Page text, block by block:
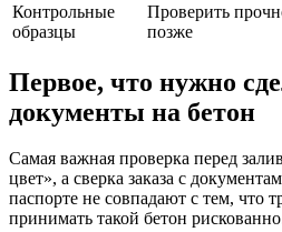
Контрольные
образцы
Проверить
позже
Первое, что нужно
документы на бетон
Самая важная проверка перед
цвет», а сверка заказа с
паспорте не совпадают с тем, что
принимать такой бетон